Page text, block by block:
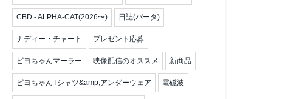
CBD - ALPHA-CAT(2026〜) 日誌(パータ)
ナディー・チャート プレゼント応募
ピヨちゃんマーラー 映像配信のオススメ 新商品
ピヨちゃんTシャツ&amp;アンダーウェア 電磁波